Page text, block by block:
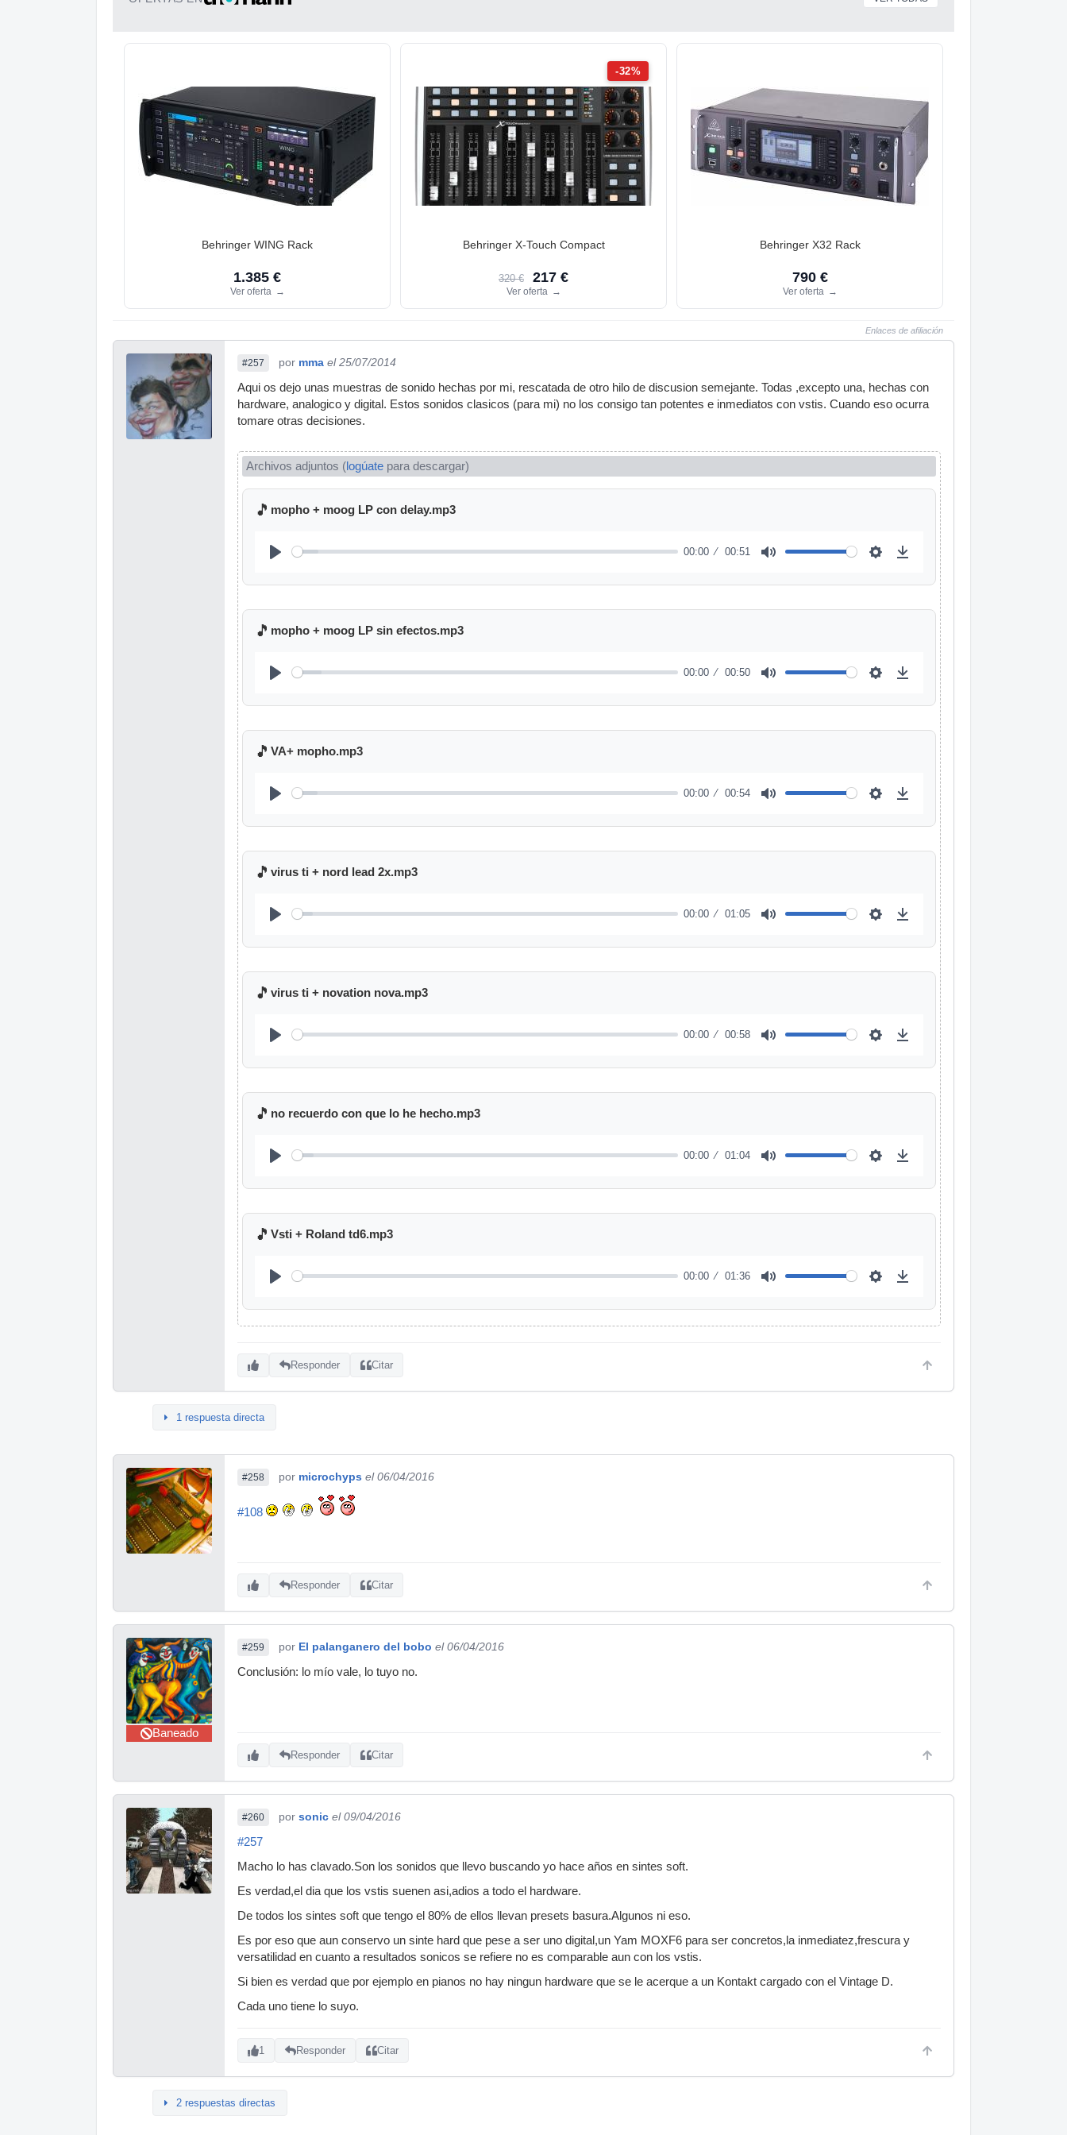
Behringer WING Rack
1.385 €
Ver oferta →
-32%
Behringer X-Touch Compact
320 € 217 €
Ver oferta →
Behringer X32 Rack
790 €
Ver oferta →
Enlaces de afiliación
#257 por mma el 25/07/2014
Aqui os dejo unas muestras de sonido hechas por mi, rescatada de otro hilo de discusion semejante. Todas ,excepto una, hechas con
hardware, analogico y digital. Estos sonidos clasicos (para mi) no los consigo tan potentes e inmediatos con vstis. Cuando eso ocurra
tomare otras decisiones.
Archivos adjuntos (logúate para descargar)
🎵 mopho + moog LP con delay.mp3
00:00 00:51
🎵 mopho + moog LP sin efectos.mp3
00:00 00:50
🎵 VA+ mopho.mp3
00:00 00:54
🎵 virus ti + nord lead 2x.mp3
00:00 01:05
🎵 virus ti + novation nova.mp3
00:00 00:58
🎵 no recuerdo con que lo he hecho.mp3
00:00 01:04
🎵 Vsti + Roland td6.mp3
00:00 01:36
Responder Citar
1 respuesta directa
#258 por microchyps el 06/04/2016
#108
Responder Citar
Baneado
#259 por El palanganero del bobo el 06/04/2016
Conclusión: lo mío vale, lo tuyo no.
Responder Citar
#260 por sonic el 09/04/2016
#257
Macho lo has clavado.Son los sonidos que llevo buscando yo hace años en sintes soft.
Es verdad,el dia que los vstis suenen asi,adios a todo el hardware.
De todos los sintes soft que tengo el 80% de ellos llevan presets basura.Algunos ni eso.
Es por eso que aun conservo un sinte hard que pese a ser uno digital,un Yam MOXF6 para ser concretos,la inmediatez,frescura y
versatilidad en cuanto a resultados sonicos se refiere no es comparable aun con los vstis.
Si bien es verdad que por ejemplo en pianos no hay ningun hardware que se le acerque a un Kontakt cargado con el Vintage D.
Cada uno tiene lo suyo.
1 Responder Citar
2 respuestas directas